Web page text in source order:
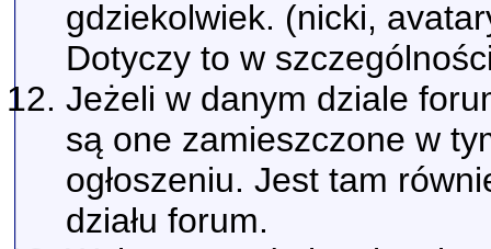
gdziekolwiek. (nicki,
Dotyczy to w
Jeżeli w danym dziale
są one zamieszczone w
ogłoszeniu. Jest tam
działu forum.